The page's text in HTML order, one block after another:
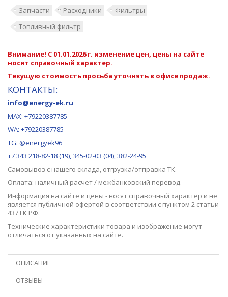
Запчасти Расходники
Фильтры
Топливный фильтр
Внимание! С 01.01.2026 г. изменение цен, цены на сайте
носят справочный характер.
Текущую стоимость просьба уточнять в офисе продаж.
КОНТАКТЫ:
info@energy-ek.ru
MAX: +79220387785
WA: +79220387785
TG: @energyek96
+7 343 218-82-18 (19), 345-02-03 (04), 382-24-95
Самовывоз с нашего склада, отгрузка/отправка ТК.
Оплата: наличный расчет / межбанковский перевод.
Информация на сайте и цены - носят справочный характер и не
является публичной офертой в соответствии с пунктом 2 статьи
437 ГК РФ.
Технические характеристики товара и изображение могут
отличаться от указанных на сайте.
ОПИСАНИЕ
ОТЗЫВЫ